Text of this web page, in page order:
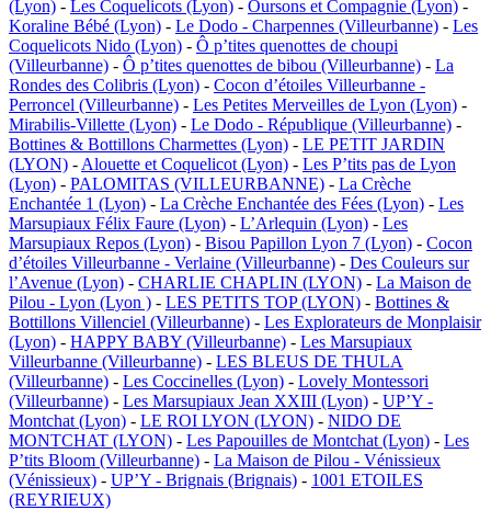
(Lyon) - Les Coquelicots (Lyon) - Oursons et Compagnie (Lyon) -
Koraline Bébé (Lyon) - Le Dodo - Charpennes (Villeurbanne) - Les
Coquelicots Nido (Lyon) - Ô p’tites quenottes de choupi
(Villeurbanne) - Ô p’tites quenottes de bibou (Villeurbanne) - La
Rondes des Colibris (Lyon) - Cocon d’étoiles Villeurbanne -
Perroncel (Villeurbanne) - Les Petites Merveilles de Lyon (Lyon) -
Mirabilis-Villette (Lyon) - Le Dodo - République (Villeurbanne) -
Bottines & Bottillons Charmettes (Lyon) - LE PETIT JARDIN
(LYON) - Alouette et Coquelicot (Lyon) - Les P’tits pas de Lyon
(Lyon) - PALOMITAS (VILLEURBANNE) - La Crèche
Enchantée 1 (Lyon) - La Crèche Enchantée des Fées (Lyon) - Les
Marsupiaux Félix Faure (Lyon) - L’Arlequin (Lyon) - Les
Marsupiaux Repos (Lyon) - Bisou Papillon Lyon 7 (Lyon) - Cocon
d’étoiles Villeurbanne - Verlaine (Villeurbanne) - Des Couleurs sur
l’Avenue (Lyon) - CHARLIE CHAPLIN (LYON) - La Maison de
Pilou - Lyon (Lyon ) - LES PETITS TOP (LYON) - Bottines &
Bottillons Villenciel (Villeurbanne) - Les Explorateurs de Monplaisir
(Lyon) - HAPPY BABY (Villeurbanne) - Les Marsupiaux
Villeurbanne (Villeurbanne) - LES BLEUS DE THULA
(Villeurbanne) - Les Coccinelles (Lyon) - Lovely Montessori
(Villeurbanne) - Les Marsupiaux Jean XXIII (Lyon) - UP’Y -
Montchat (Lyon) - LE ROI LYON (LYON) - NIDO DE
MONTCHAT (LYON) - Les Papouilles de Montchat (Lyon) - Les
P’tits Bloom (Villeurbanne) - La Maison de Pilou - Vénissieux
(Vénissieux) - UP’Y - Brignais (Brignais) - 1001 ETOILES
(REYRIEUX)